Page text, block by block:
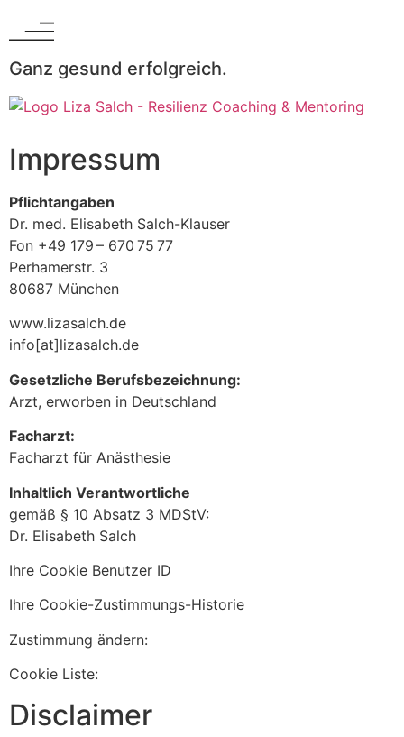
Ganz gesund erfolgreich.
Impressum
Pflichtangaben
Dr. med. Elisabeth Salch-Klauser
Fon +49 179 – 670 75 77‬
Perhamerstr. 3
80687 München
www.lizasalch.de
info[at]lizasalch.de
Gesetzliche Berufsbezeichnung:
Arzt, erworben in Deutschland
Facharzt:
Facharzt für Anästhesie
Inhaltlich Verantwortliche
gemäß § 10 Absatz 3 MDStV:
Dr. Elisabeth Salch
Ihre Cookie Benutzer ID
Ihre Cookie-Zustimmungs-Historie
Zustimmung ändern:
Cookie Liste:
Disclaimer